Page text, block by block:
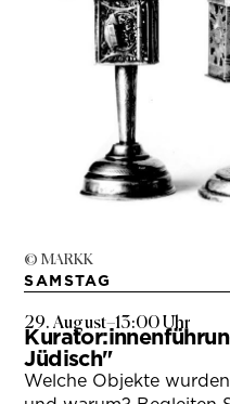
© MARKK
SAMSTAG
29. August–13:00 Uhr
Jüdisch"
Welche Objekte